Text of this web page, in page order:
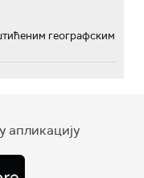
географским